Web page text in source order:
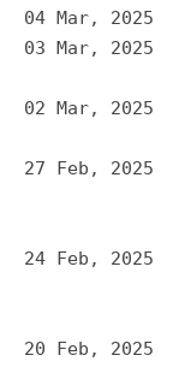
04 Mar, 2025
03 Mar, 2025
02 Mar, 2025
27 Feb, 2025
24 Feb, 2025
20 Feb, 2025